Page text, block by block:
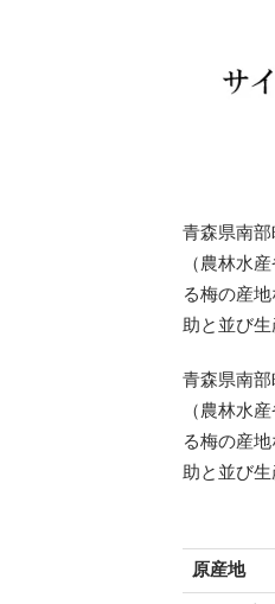
青森県南
（農林水
る梅の産
助と並び生
青森県南
（農林水
る梅の産
助と並び生
原産地